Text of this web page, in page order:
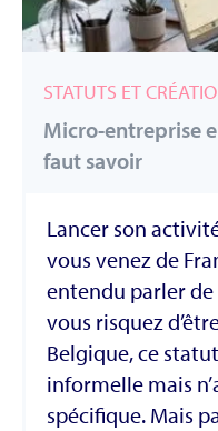
STATUTS ET
Micro-entreprise
faut savoir
Lancer son
vous venez de
entendu parler
vous risquez
Belgique, ce
informelle mais
spécifique. Mais